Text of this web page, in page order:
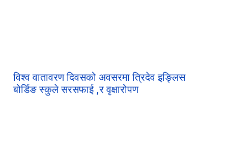
विश्व वातावरण दिवसको अवसरमा त्रिदेव इङ्लिस
बोर्डिङ स्कुले सरसफाई ,र वृक्षारोपण